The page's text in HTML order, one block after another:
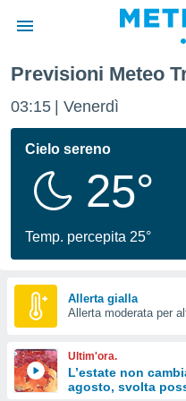
di
per
le
di
Web
le
Previsioni Meteo
03:15 Venerdì
Cielo sereno
25°
Temp. percepita 25°
Allerta gialla
Allerta moderata per
Ultim'ora.
L’estate non
agosto, svolta